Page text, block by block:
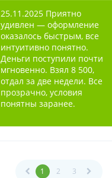
25.11.2025 Приятно
удивлен — оформление
оказалось быстрым, все
интуитивно понятно.
Деньги поступили почти
мгновенно. Взял 8 500,
отдал за две недели. Все
прозрачно, условия
понятны заранее.
1 2 3